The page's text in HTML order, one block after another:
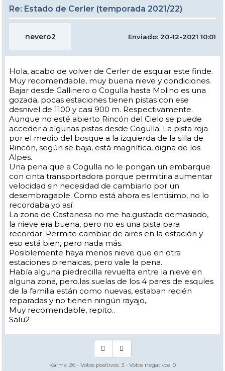
Re: Estado de Cerler (temporada 2021/22)
nevero2 Enviado: 20-12-2021 10:01
Hola, acabo de volver de Cerler de esquiar este finde.
Muy recomendable, muy buena nieve y condiciones.
Bajar desde Gallinero o Cogulla hasta Molino es una
gozada, pocas estaciones tienen pistas con ese
desnivel de 1100 y casi 900 m. Respectivamente.
Aunque no esté abierto Rincón del Cielo se puede
acceder a algunas pistas desde Cogulla. La pista roja
por el medio del bosque a la izquierda de la silla de
Rincón, según se baja, está magnífica, digna de los
Alpes.
Una pena que a Cogulla no le pongan un embarque
con cinta transportadora porque permitiria aumentar
velocidad sin necesidad de cambiarlo por un
desembragable. Como está ahora es lentisimo, no lo
recordaba yo así.
La zona de Castanesa no me ha.gustada demasiado,
la nieve era buena, pero no es una pista para
recordar. Permite cambiar de aires en la estación y
eso está bien, pero nada más.
Posiblemente haya menos nieve que en otra
estaciones pirenaicas, pero vale la pena.
Había alguna piedrecilla revuelta entre la nieve en
alguna zona, pero.las suelas de los 4 pares de esquíes
de la familia están como nuevas, estaban recién
reparadas y no tienen ningún rayajo,.
Muy recomendable, repito..
Salu2
Karma: 26 - Votos positivos: 3 - Votos negativos: 0